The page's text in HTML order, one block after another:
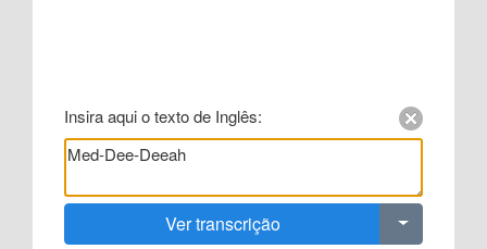
Insira aqui o texto de Inglês: